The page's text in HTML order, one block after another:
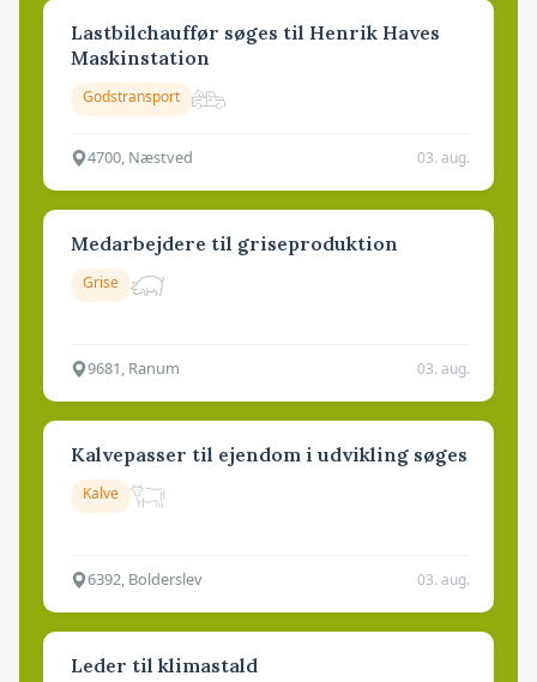
Lastbilchauffør søges til Henrik Haves
Maskinstation
Godstransport
4700, Næstved 03. aug.
Medarbejdere til griseproduktion
Grise
9681, Ranum 03. aug.
Kalvepasser til ejendom i udvikling søges
Kalve
6392, Bolderslev 03. aug.
Leder til klimastald